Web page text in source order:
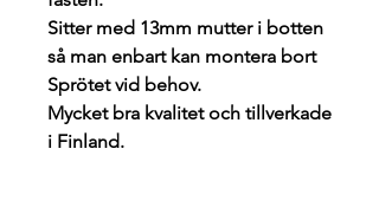
Sitter med 13mm mutter i botten
så man enbart kan montera bort
Sprötet vid behov.
Mycket bra kvalitet och tillverkade
i Finland.